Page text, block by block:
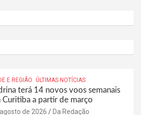
E REGIÃO ÚLTIMAS NOTÍCIAS
terá 14 novos voos semanais
Curitiba a partir de março
de 2026 Da Redação